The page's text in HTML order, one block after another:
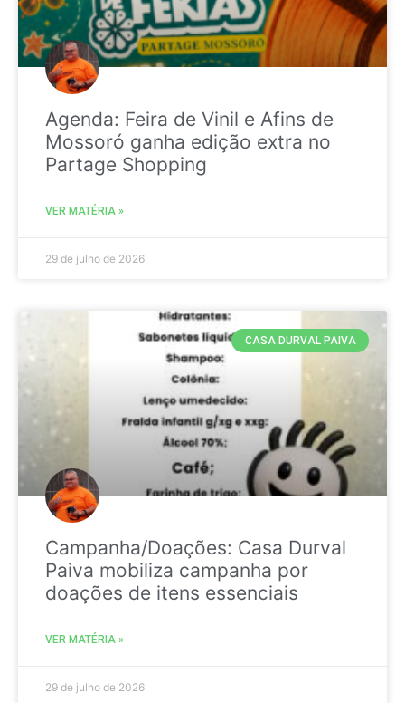
Agenda: Feira de Vinil e Afins de
Mossoró ganha edição extra no
Partage Shopping
VER MATÉRIA »
29 de julho de 2026
CASA DURVAL PAIVA
Campanha/Doações: Casa Durval
Paiva mobiliza campanha por
doações de itens essenciais
VER MATÉRIA »
29 de julho de 2026